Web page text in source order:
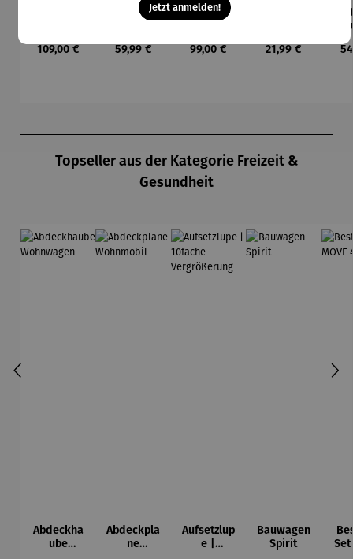
Regulärer Preis:
109,00 €
Entdecker
Regulärer Preis:
59,99 €
Feuerwac
Regulärer Preis:
99,00 €
kzeug
Regulärer Preis:
21,99 €
Topseller aus der Kategorie Freizeit &
Gesundheit
Abdeckha
ube
Abdeckpla
ne
Aufsetzlup
e |
Bauwagen
Spirit
Set
Jetzt anmelden!